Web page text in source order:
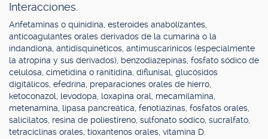
Interacciones.
Anfetaminas o quinidina, esteroides anabolizantes,
anticoagulantes orales derivados de la cumarina o la
indandiona, antidisquinéticos, antimuscarínicos (especialmente
la atropina y sus derivados), benzodiazepinas, fosfato sódico de
celulosa, cimetidina o ranitidina, diflunisal, glucósidos
digitálicos, efedrina, preparaciones orales de hierro,
ketoconazol, levodopa, loxapina oral, mecamilamina,
metenamina, lipasa pancreática, fenotiazinas, fosfatos orales,
salicilatos, resina de poliestireno, sulfonato sódico, sucralfato,
tetraciclinas orales, tioxantenos orales, vitamina D.